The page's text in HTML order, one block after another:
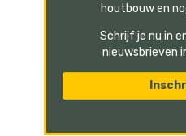
houtbouw en
Schrijf je nu in
nieuwsbrieven